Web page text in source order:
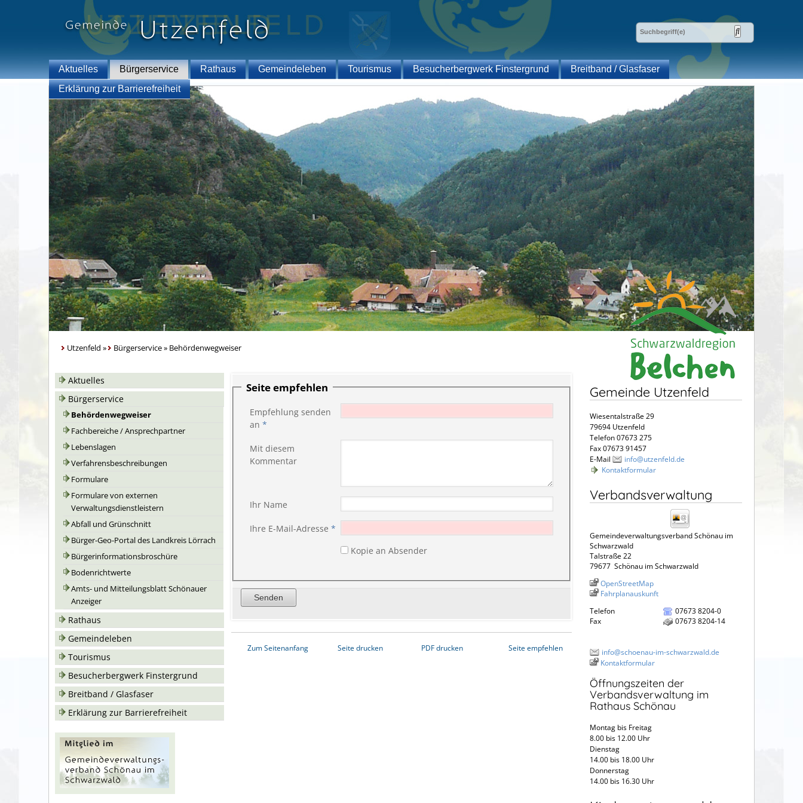
Aktuelles Bürgerservice Rathaus Gemeindeleben Tourismus Besucherbergwerk Finstergrund
Breitband / Glasfaser
Erklärung zur Barrierefreiheit
Utzenfeld » Bürgerservice» Behördenwegweiser
Aktuelles
Bürgerservice
Behördenwegweiser
Fachbereiche / Ansprechpartner
Lebenslagen
Verfahrensbeschreibungen
Formulare
Formulare von externen
Verwaltungsdienstleistern
Abfall und Grünschnitt
Bürger-Geo-Portal des Landkreis Lörrach
Bürgerinformationsbroschüre
Bodenrichtwerte
Amts- und Mitteilungsblatt Schönauer
Anzeiger
Rathaus
Gemeindeleben
Tourismus
Besucherbergwerk Finstergrund
Breitband / Glasfaser
Erklärung zur Barrierefreiheit
Seite empfehlen
Empfehlung senden
an *
Mit diesem
Kommentar
Ihr Name
Ihre E-Mail-Adresse *
Kopie an Absender
Zum Seitenanfang Seite drucken PDF drucken Seite empfehlen
Gemeinde Utzenfeld
Wiesentalstraße 29
79694 Utzenfeld
Telefon 07673 275
Fax 07673 91457
E-Mail
info@utzenfeld.de
Kontaktformular
Verbandsverwaltung
Gemeindeverwaltungsverband Schönau im
Schwarzwald
Talstraße 22
79677 Schönau im Schwarzwald
OpenStreetMap
Fahrplanauskunft
Telefon
07673 8204-0
Fax
07673 8204-14
info@schoenau-im-schwarzwald.de
Kontaktformular
Öffnungszeiten der
Verbandsverwaltung im
Rathaus Schönau
Montag bis Freitag
8.00 bis 12.00 Uhr
Dienstag
14.00 bis 18.00 Uhr
Donnerstag
14.00 bis 16.30 Uhr